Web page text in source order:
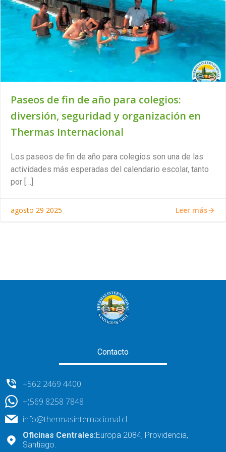
Paseos de fin de año para colegios:
diversión, seguridad y organización en
Thermas Internacional
Los paseos de fin de año para colegios son una de las
actividades más esperadas del calendario escolar, tanto
por […]
agosto 29 2025 Leer más
Contacto
+562 2469 4400
+(569 8258 7848
info@thermasinternacional.cl
Oficinas Centrales:Europa 2084, Providencia,
Santiago.